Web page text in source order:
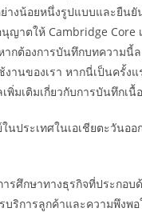
างน้อยหนึ่งรูปแบบและยืน
ตให้ Cambridge Core
ากต้องการบันทึกบทควา
งานของเรา หากนี่เป็นค
มเติมเกี่ยวกับการบันทึกเนื้
ประเทศในเอเชียตะวันอ
ารศึกษาทางธุรกิจที่ประก
บริการลูกค้าและความพึง